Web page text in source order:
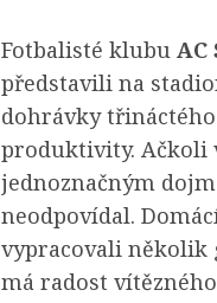
Fotbalisté klubu AC
představili na
dohrávky
produktivity. Ačkoli
jednoznačným
neodpovídal.
vypracovali několik
má radost